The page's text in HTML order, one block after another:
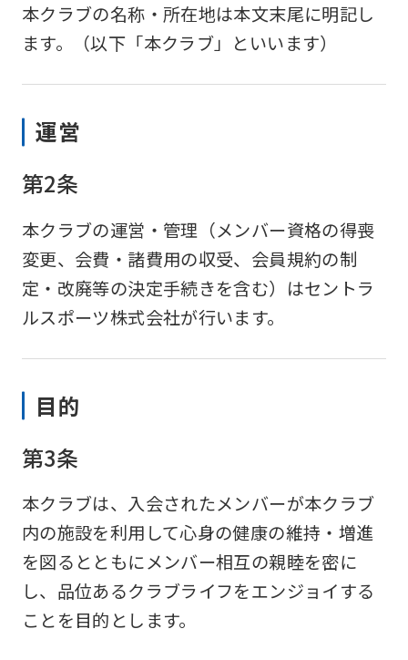
本クラブの名称・所在地は本文末尾に明記し
ます。（以下「本クラブ」といいます）
運営
第2条
本クラブの運営・管理（メンバー資格の得喪
変更、会費・諸費用の収受、会員規約の制
定・改廃等の決定手続きを含む）はセントラ
ルスポーツ株式会社が行います。
目的
第3条
本クラブは、入会されたメンバーが本クラブ
内の施設を利用して心身の健康の維持・増進
を図るとともにメンバー相互の親睦を密に
し、品位あるクラブライフをエンジョイする
ことを目的とします。